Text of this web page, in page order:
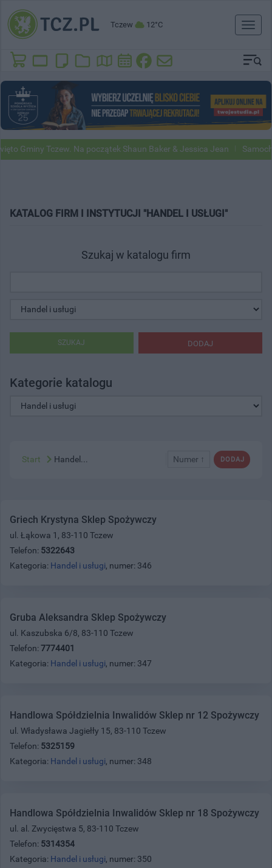
Tczew 12°C
Toggle
Gminy Tczew. Na początek Shaun Baker & Jessica Jean
KATALOG FIRM I INSTYTUCJI "HANDEL I USŁUGI"
Szukaj w katalogu firm
DODAJ
SZUKAJ
Kategorie katalogu
DODAJ
Numer ↑
Start Handel...
Griech Krystyna Sklep Spożywczy
ul. Łąkowa 1, 83-110 Tczew
Telefon: 5322643
Kategoria: Handel i usługi, numer: 346
Gruba Aleksandra Sklep Spożywczy
ul. Kaszubska 6/8, 83-110 Tczew
Telefon: 7774401
Kategoria: Handel i usługi, numer: 347
Handlowa Spółdzielnia Inwalidów Sklep nr 12 Spożywczy
ul. Władysława Jagiełły 15, 83-110 Tczew
Telefon: 5325159
Kategoria: Handel i usługi, numer: 348
Handlowa Spółdzielnia Inwalidów Sklep nr 18 Spożywczy
ul. al. Zwycięstwa 5, 83-110 Tczew
Telefon: 5314354
Kategoria: Handel i usługi, numer: 350